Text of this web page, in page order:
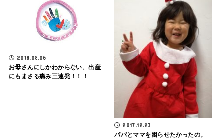
2018.08.06
お母さんにしかわからない、出産
にもまさる痛み三連発！！！
2017.12.23
パパとママを困らせたかったの。